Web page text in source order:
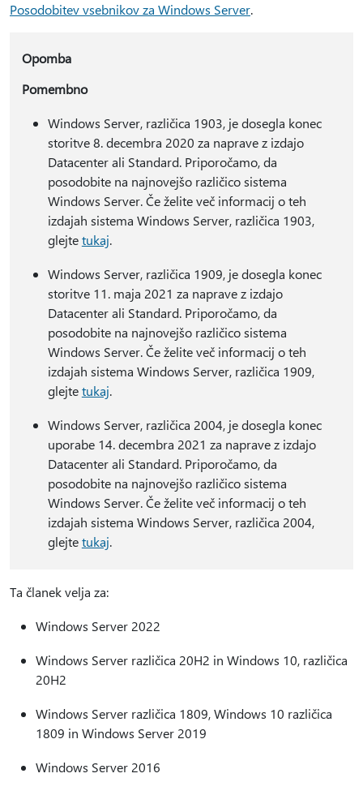
Posodobitev vsebnikov za Windows Server.
Opomba
Pomembno
Windows Server, različica 1903, je dosegla konec
storitve 8. decembra 2020 za naprave z izdajo
Datacenter ali Standard. Priporočamo, da
posodobite na najnovejšo različico sistema
Windows Server. Če želite več informacij o teh
izdajah sistema Windows Server, različica 1903,
glejtetukaj.
Windows Server, različica 1909, je dosegla konec
storitve 11. maja 2021 za naprave z izdajo
Datacenter ali Standard. Priporočamo, da
posodobite na najnovejšo različico sistema
Windows Server. Če želite več informacij o teh
izdajah sistema Windows Server, različica 1909,
glejtetukaj.
Windows Server, različica 2004, je dosegla konec
uporabe 14. decembra 2021 za naprave z izdajo
Datacenter ali Standard. Priporočamo, da
posodobite na najnovejšo različico sistema
Windows Server. Če želite več informacij o teh
izdajah sistema Windows Server, različica 2004,
glejtetukaj.
Ta članek velja za:
Windows Server 2022
Windows Server različica 20H2 in Windows 10, različica
20H2
Windows Server različica 1809, Windows 10 različica
1809 in Windows Server 2019
Windows Server 2016